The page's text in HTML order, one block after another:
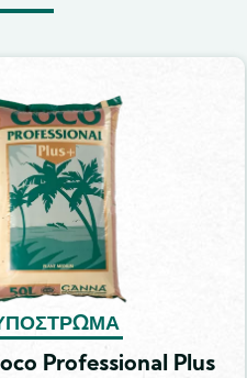
Professional Plus